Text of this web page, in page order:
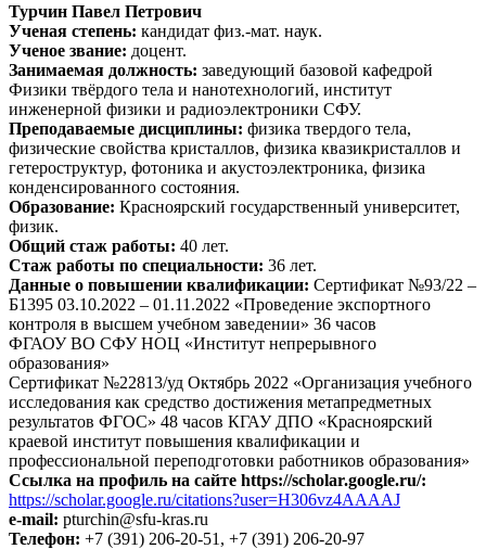
Турчин Павел Петрович
Ученая степень: кандидат физ.-мат. наук.
Ученое звание: доцент.
Занимаемая должность: заведующий базовой кафедрой
Физики твёрдого тела и нанотехнологий, институт
инженерной физики и радиоэлектроники СФУ.
Преподаваемые дисциплины: физика твердого тела,
физические свойства кристаллов, физика квазикристаллов и
гетероструктур, фотоника и акустоэлектроника, физика
конденсированного состояния.
Образование: Красноярский государственный университет,
физик.
Общий стаж работы: 40 лет.
Стаж работы по специальности: 36 лет.
Данные о повышении квалификации: Сертификат №93/22 –
Б1395 03.10.2022 – 01.11.2022 «Проведение экспортного
контроля в высшем учебном заведении» 36 часов
ФГАОУ ВО СФУ НОЦ «Институт непрерывного
образования»
Сертификат №22813/уд Октябрь 2022 «Организация учебного
исследования как средство достижения метапредметных
результатов ФГОС» 48 часов КГАУ ДПО «Красноярский
краевой институт повышения квалификации и
профессиональной переподготовки работников образования»
Ссылка на профиль на сайте https://scholar.google.ru/:
https://scholar.google.ru/citations?user=H306vz4AAAAJ
e-mail: pturchin@sfu-kras.ru
Телефон: +7 (391) 206-20-51, +7 (391) 206-20-97